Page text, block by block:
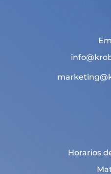
Horarios